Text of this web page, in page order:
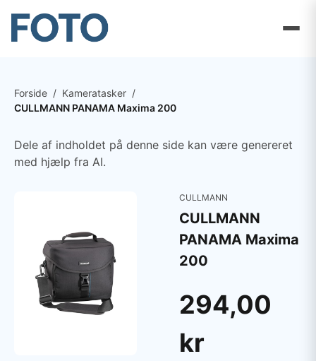
Forside / Kameratasker /
CULLMANN PANAMA Maxima 200
Dele af indholdet på denne side kan være genereret
med hjælp fra AI.
CULLMANN
CULLMANN
PANAMA Maxima
200
294,00
kr